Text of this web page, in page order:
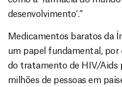
desenvolvimento’.”
Medicamentos baratos da
um papel fundamental, por
do tratamento de HIV/Aids
milhões de pessoas em